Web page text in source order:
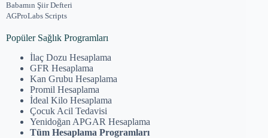
Babamın Şiir Defteri
AGProLabs Scripts
Popüler Sağlık Programları
İlaç Dozu Hesaplama
GFR Hesaplama
Kan Grubu Hesaplama
Promil Hesaplama
İdeal Kilo Hesaplama
Çocuk Acil Tedavisi
Yenidoğan APGAR Hesaplama
Tüm Hesaplama Programları